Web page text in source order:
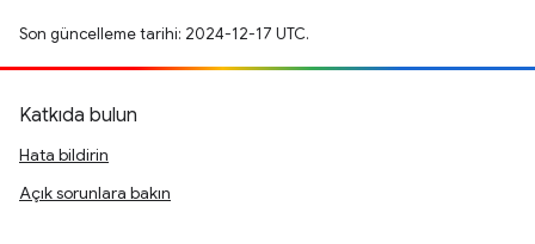
Son güncelleme tarihi: 2024-12-17 UTC.
Katkıda bulun
Hata bildirin
Açık sorunlara bakın